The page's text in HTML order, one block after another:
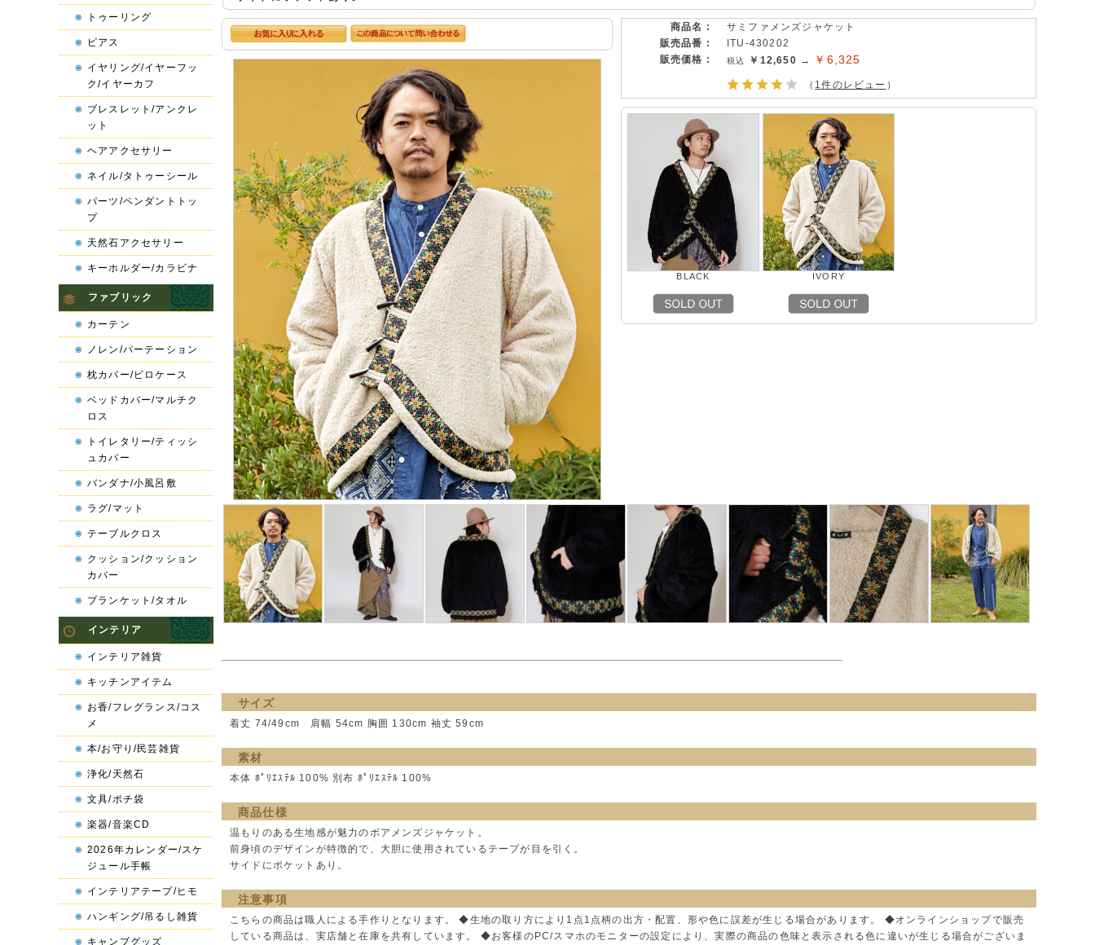
商品名 :
サミファメンズジャケット
販売品番 :
ITU-430202
販売価格 :
￥12,650 → ￥6,325
（ 1件のレビュー ）
BLACK IVORY
サイズ
着丈 74/49cm 肩幅 54cm 胸囲 130cm 袖丈 59cm
素材
本体 ﾎﾟﾘｴｽﾃﾙ 100% 別布 ﾎﾟﾘｴｽﾃﾙ 100%
商品仕様
温もりのある生地感が魅力のボアメンズジャケット。
前身頃のデザインが特徴的で、大胆に使用されているテープが目を引く。
サイドにポケットあり。
注意事項
こちらの商品は職人による手作りとなります。 ◆生地の取り方により1点1点柄の出方・配置、形や色に誤差が生じる場合があります。 ◆オンラインショップで販売
している商品は、実店舗と在庫を共有しています。 ◆お客様のPC/スマホのモニターの設定により、実際の商品の色味と表示される色に違いが生じる場合がございま
トゥーリング
ピアス
イヤリング/イヤーフッ
ク/イヤーカフ
ブレスレット/アンクレ
ット
ヘアアクセサリー
ネイル/タトゥーシール
パーツ/ペンダントトッ
プ
天然石アクセサリー
キーホルダー/カラビナ
ファブリック
カーテン
ノレン/パーテーション
枕カバー/ピロケース
ベッドカバー/マルチク
ロス
トイレタリー/ティッシ
ュカバー
バンダナ/小風呂敷
ラグ/マット
テーブルクロス
クッション/クッション
カバー
ブランケット/タオル
インテリア
インテリア雑貨
キッチンアイテム
お香/フレグランス/コス
メ
本/お守り/民芸雑貨
浄化/天然石
文具/ポチ袋
楽器/音楽CD
2026年カレンダー/スケ
ジュール手帳
インテリアテープ/ヒモ
ハンギング/吊るし雑貨
キャンプグッズ